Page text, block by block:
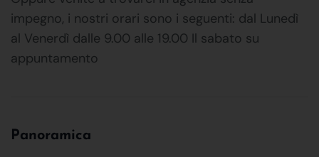
impegno, i nostri orari sono i seguenti: dal Lunedì
al Venerdì dalle 9.00 alle 19.00 Il sabato su
appuntamento
Panoramica